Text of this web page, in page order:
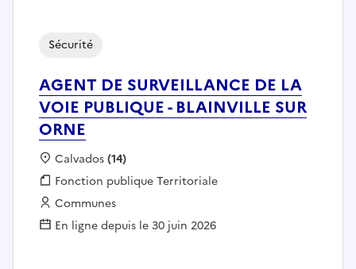
AGENT DE SURVEILLANCE DE LA
VOIE PUBLIQUE - BLAINVILLE SUR
ORNE
Sécurité
Localisation :
Calvados(14)
Fonction publique :
Fonction publique Territoriale
Employeur :
Communes
En ligne depuis le 30 juin 2026